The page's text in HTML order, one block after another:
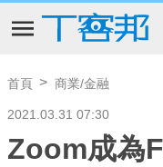
首頁 商業/金融
2021.03.31 07:30
Zoom成為